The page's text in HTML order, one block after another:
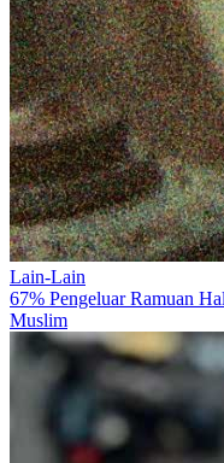
Lain-Lain
67% Pengeluar Ramuan
Muslim